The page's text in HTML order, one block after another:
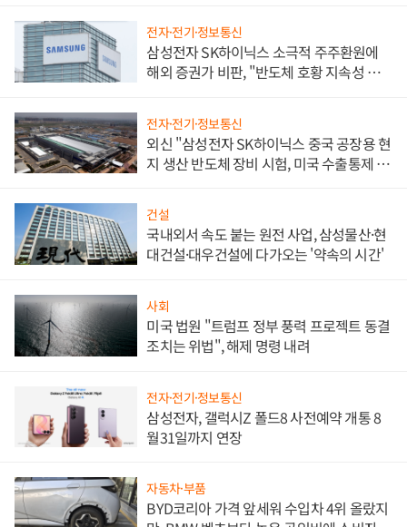
전자·전기·정보통신
삼성전자 SK하이닉스 소극적 주주환원에
해외 증권가 비판, "반도체 호황 지속성 의
전자·전기·정보통신
외신 "삼성전자 SK하이닉스 중국 공장용 현
지 생산 반도체 장비 시험, 미국 수출통제 대
건설
국내외서 속도 붙는 원전 사업, 삼성물산·현
대건설·대우건설에 다가오는 '약속의 시간'
사회
미국 법원 "트럼프 정부 풍력 프로젝트 동결
조치는 위법", 해제 명령 내려
전자·전기·정보통신
삼성전자, 갤럭시Z 폴드8 사전예약 개통 8
월31일까지 연장
자동차·부품
BYD코리아 가격 앞세워 수입차 4위 올랐지